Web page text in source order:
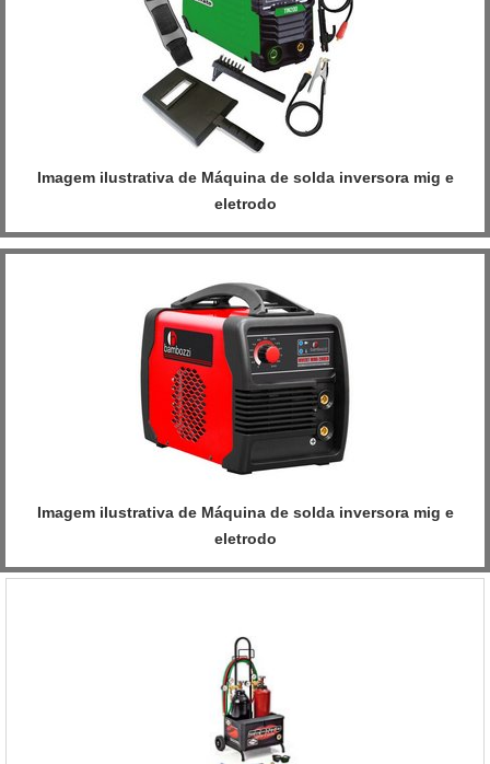
Imagem ilustrativa de Máquina de solda inversora mig e
eletrodo
Imagem ilustrativa de Máquina de solda inversora mig e
eletrodo